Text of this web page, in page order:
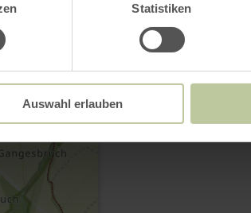
Statistiken
Auswahl erlauben